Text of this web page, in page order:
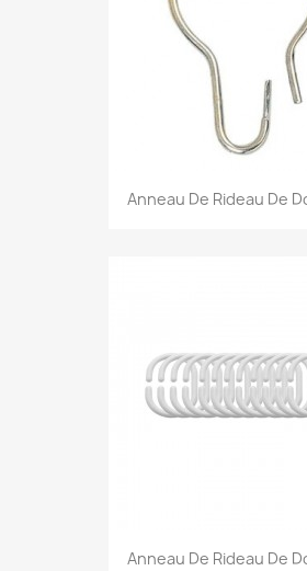
Anneau De Rideau De
Anneau De Rideau De